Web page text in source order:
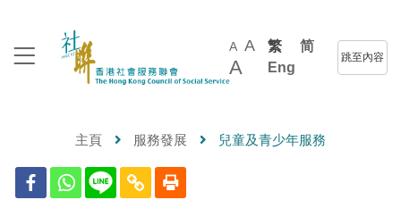
A A
A
繁
简
Eng
跳至內容
主頁 服務發展 兒童及青少年服務